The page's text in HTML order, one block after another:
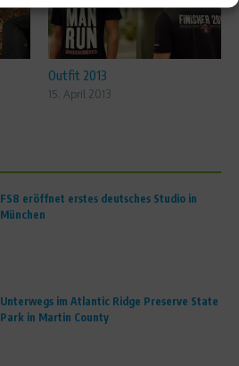
Outfit 2013
15. April 2013
FS8 eröffnet erstes deutsches Studio in
München
Unterwegs im Atlantic Ridge Preserve State
Park in Martin County